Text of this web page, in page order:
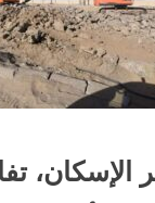
الإسكان،